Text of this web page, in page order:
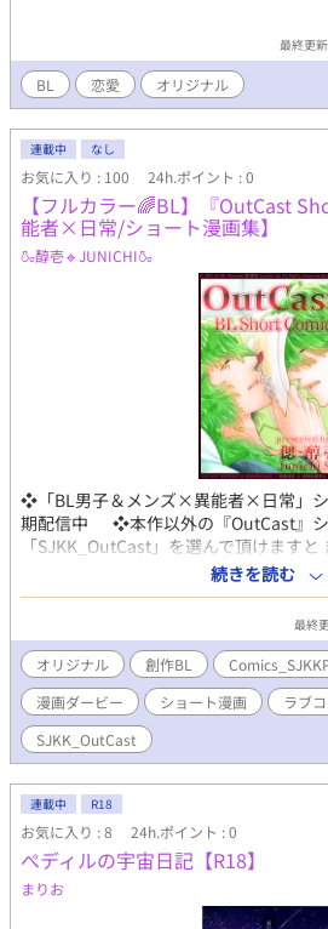
最終更
BL 恋愛 オリジナル
連載中 なし
お気に入り : 100 24h.ポイント : 0
【フルカラー🌈BL】『OutCast
能者×日常/ショート漫画集】
🍶醇壱🔹JUNICHI🍶
❖「BL男子＆メンズ×異能者×日常」
期配信中 ❖本作以外の『OutCast』シ
「SJKK_OutCast」を選んで頂けますと
／ 『OutCast』シリーズとは…？
異能者で構成されている 多民族異能部
を中心に、 登場人物たちのそれぞれの
トル系創作BLシリーズ。 ／ 投稿作
※当方が創作するすべての作品・物語・
想像からの完全なるフィクションです
物・団体・事件・地名等と重なるもの
切の関係はありません。 ※当方が投稿
スト・文章など）の 無断記載・転載・
の二次創作・二次利用(アイコン・ヘッ
いかなる場合も一切禁止です。
Works→ Do not reprint, copy or
続きを読む
最終
オリジナル 創作BL
漫画ダービー
ショート漫画 ラブ
SJKK_OutCast
連載中 R18
お気に入り : 8 24h.ポイント : 0
ぺディルの宇宙日記【R18】
まりお